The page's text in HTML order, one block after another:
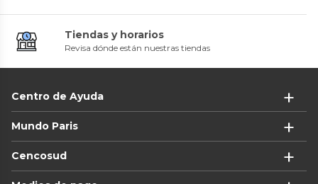
Tiendas y horarios
Revisa dónde están nuestras tiendas
Centro de Ayuda
Mundo Paris
Cencosud